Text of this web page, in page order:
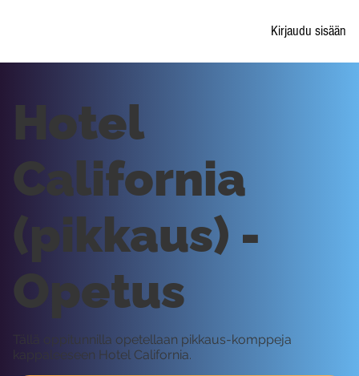
Kirjaudu sisään
Hotel
California
(pikkaus) -
Opetus
Tällä oppitunnilla opetellaan pikkaus-komppeja
kappaleeseen Hotel California.